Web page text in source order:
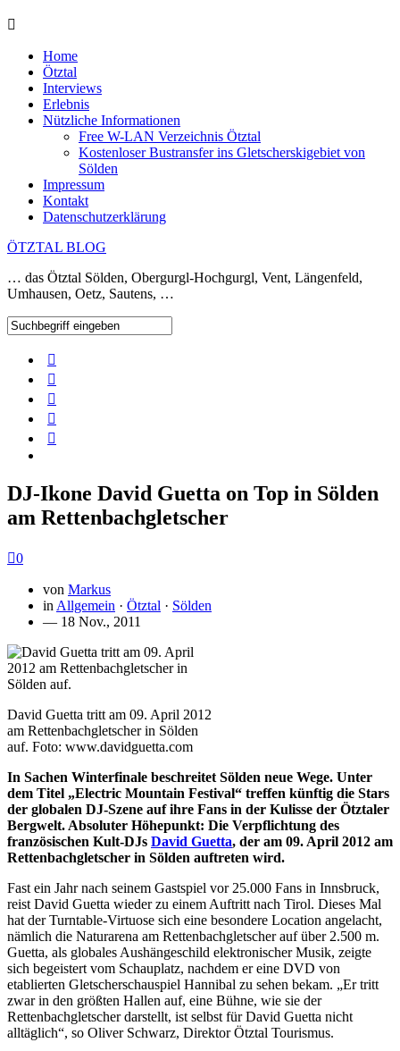
Home
Ötztal
Interviews
Erlebnis
Nützliche Informationen
Free W-LAN Verzeichnis Ötztal
Kostenloser Bustransfer ins Gletscherskigebiet von
Sölden
Impressum
Kontakt
Datenschutzerklärung
ÖTZTAL BLOG
… das Ötztal Sölden, Obergurgl-Hochgurgl, Vent, Längenfeld,
Umhausen, Oetz, Sautens, …
DJ-Ikone David Guetta on Top in Sölden
am Rettenbachgletscher
0
von Markus
in Allgemein · Ötztal · Sölden
— 18 Nov., 2011
David Guetta tritt am 09. April 2012
am Rettenbachgletscher in Sölden
auf. Foto: www.davidguetta.com
In Sachen Winterfinale beschreitet Sölden neue Wege. Unter
dem Titel „Electric Mountain Festival“ treffen künftig die Stars
der globalen DJ-Szene auf ihre Fans in der Kulisse der Ötztaler
Bergwelt. Absoluter Höhepunkt: Die Verpflichtung des
französischen Kult-DJs David Guetta, der am 09. April 2012 am
Rettenbachgletscher in Sölden auftreten wird.
Fast ein Jahr nach seinem Gastspiel vor 25.000 Fans in Innsbruck,
reist David Guetta wieder zu einem Auftritt nach Tirol. Dieses Mal
hat der Turntable-Virtuose sich eine besondere Location angelacht,
nämlich die Naturarena am Rettenbachgletscher auf über 2.500 m.
Guetta, als globales Aushängeschild elektronischer Musik, zeigte
sich begeistert vom Schauplatz, nachdem er eine DVD von
etablierten Gletscherschauspiel Hannibal zu sehen bekam. „Er tritt
zwar in den größten Hallen auf, eine Bühne, wie sie der
Rettenbachgletscher darstellt, ist selbst für David Guetta nicht
alltäglich“, so Oliver Schwarz, Direktor Ötztal Tourismus.